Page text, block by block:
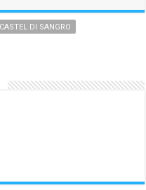
CASTEL DI SANGRO